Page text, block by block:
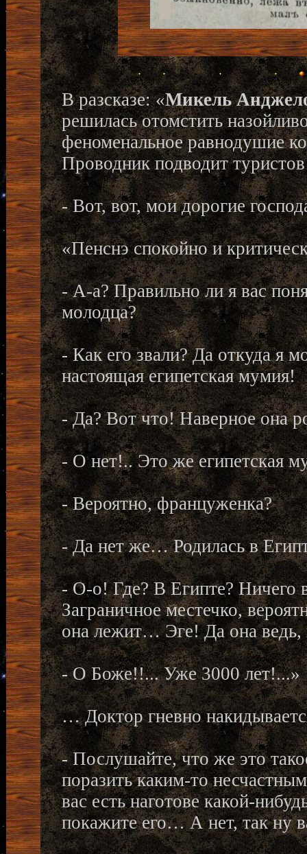
В разсказе: «Микель
решилась отомстить
феноменальное равнодушие
Проводник подводит
- Вот, вот, мои дорогие
«Пенснэ спокойно и
- А-а? Правильно ли я вас
молодца?
- Как его звали? Да откуда я
настоящая египетская мумия!
- Да? Вот что! Наверное она
- О нет!.. Это же египетская
- Вероятно, француженка?
- Да нет же… Родилась в
- О-о! Где? В Египте? Ничего
Заграничное местечко,
она лежит… Эге! Да она ведь,
- О Боже!!... Уже 3000 лет!...»
… Доктор гневно
- Послушайте, что же это
поразить каким-то
вас есть наготове какой-
покажите его… А нет, так ну